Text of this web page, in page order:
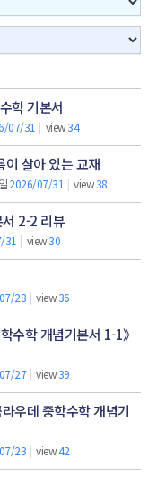
학 기본서
07/31 | view34
이 살아 있는 교재
2026/07/31 | view38
2-2 리뷰
31 | view30
28 | view36
수학 개념기본서 1-1》
27 | view39
우데 중학수학 개념기
23 | view42